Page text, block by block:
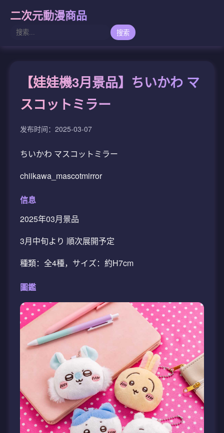
二次元動漫商品
搜索
【娃娃機3月景品】ちいかわ マ
スコットミラー
发布时间：2025-03-07
ちいかわ マスコットミラー
chiikawa_mascotmirror
信息
2025年03月景品
3月中旬より 順次展開予定
種類：全4種，サイズ：約H7cm
圖鑑